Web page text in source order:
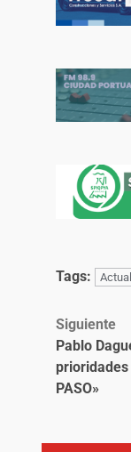
Tags:
Siguiente
Pablo
PASO»